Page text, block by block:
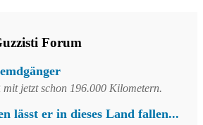
Forum
jetzt schon 196.000 Kilometern.
lässt er in dieses Land fallen...